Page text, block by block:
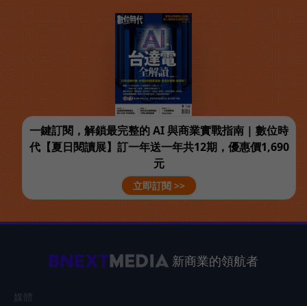
一鍵訂閱，解鎖最完整的 AI 與商業實戰指南 | 數位時
代【夏日閱讀展】訂一年送一年共12期，優惠價1,690
元
立即訂閱 >>
新商業的領航者
媒體